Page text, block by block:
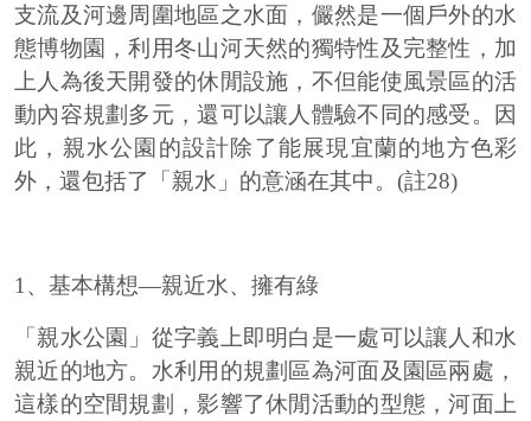
支流及河邊周圍地區之水面，儼然是一個戶外的水
態博物園，利用冬山河天然的獨特性及完整性，加
上人為後天開發的休閒設施，不但能使風景區的活
動內容規劃多元，還可以讓人體驗不同的感受。因
此，親水公園的設計除了能展現宜蘭的地方色彩
外，還包括了「親水」的意涵在其中。(註28)
1、基本構想—親近水、擁有綠
「親水公園」從字義上即明白是一處可以讓人和水
親近的地方。水利用的規劃區為河面及園區兩處，
這樣的空間規劃，影響了休閒活動的型態，河面上